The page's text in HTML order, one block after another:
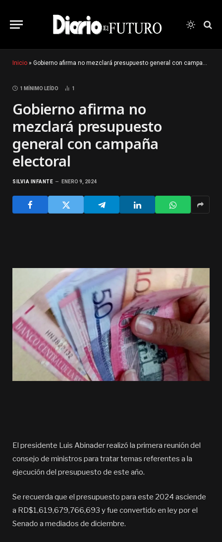
Inicio » Gobierno afirma no mezclará presupuesto general con campaña electoral
1 MÍNIMO LEÍDO 1
Gobierno afirma no
mezclará presupuesto
general con campaña
electoral
SILVIA INFANTE ENERO 9, 2024
El presidente Luis Abinader realizó la primera reunión del
consejo de ministros para tratar temas referentes a la
ejecución del presupuesto de este año.
Se recuerda que el presupuesto para este 2024 asciende
a RD$1,619,679,766,693 y fue convertido en ley por el
Senado a mediados de diciembre.